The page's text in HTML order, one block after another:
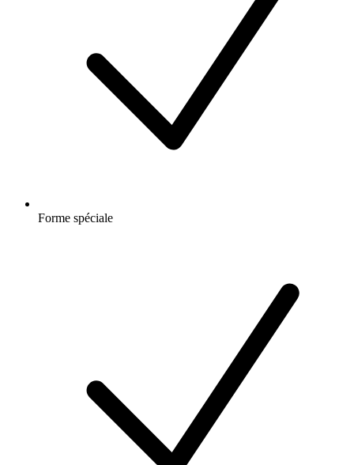
Forme spéciale